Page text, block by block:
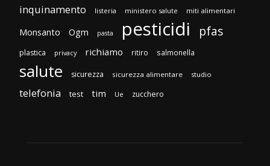
inquinamento listeria ministero salute miti alimentari
Monsanto Ogm pasta pesticidi pfas
plastica privacy richiamo ritiro salmonella
salute sicurezza sicurezza alimentare studio
telefonia test tim Ue zucchero